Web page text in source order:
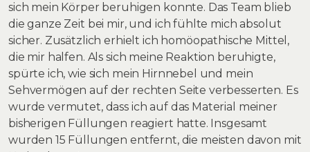
sich mein Körper beruhigen konnte. Das Team blieb
die ganze Zeit bei mir, und ich fühlte mich absolut
sicher. Zusätzlich erhielt ich homöopathische Mittel,
die mir halfen. Als sich meine Reaktion beruhigte,
spürte ich, wie sich mein Hirnnebel und mein
Sehvermögen auf der rechten Seite verbesserten. Es
wurde vermutet, dass ich auf das Material meiner
bisherigen Füllungen reagiert hatte. Insgesamt
wurden 15 Füllungen entfernt, die meisten davon mit